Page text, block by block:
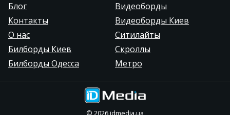
Блог
Видеоборды
Контакты
Видеоборды Киев
О нас
Ситилайты
Билборды Киев
Скроллы
Билборды Одесса
Метро
© 2026idmedia.ua